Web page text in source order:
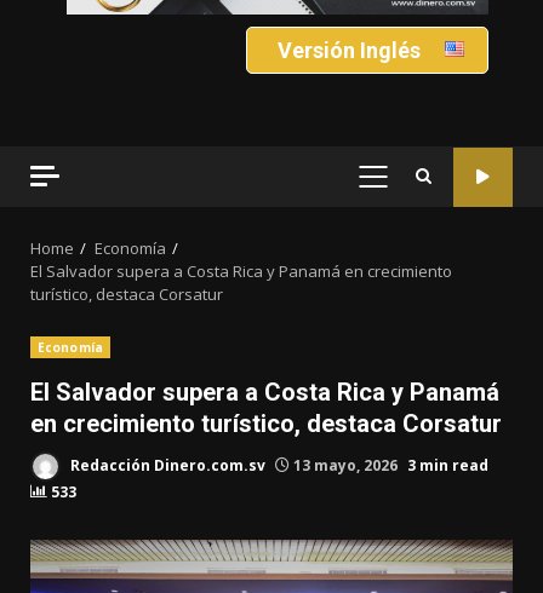
Versión Inglés
PRIMARY
Home
Economía
El Salvador supera a Costa Rica y Panamá en crecimiento
turístico, destaca Corsatur
Economía
El Salvador supera a Costa Rica y Panamá
en crecimiento turístico, destaca Corsatur
Redacción Dinero.com.sv 13 mayo, 2026 3 min read
533